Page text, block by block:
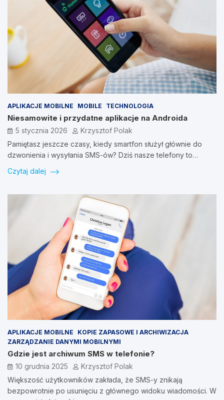
APLIKACJE MOBILNE MOBILE TECHNOLOGIA
Niesamowite i przydatne aplikacje na Androida
5 stycznia 2026
Krzysztof Polak
Pamiętasz jeszcze czasy, kiedy smartfon służył głównie do
dzwonienia i wysyłania SMS-ów? Dziś nasze telefony to…
Czytaj dalej
APLIKACJE MOBILNE
KOPIE ZAPASOWE I ARCHIWIZACJA
ZARZĄDZANIE DANYMI MOBILNYMI
Gdzie jest archiwum SMS w telefonie?
10 grudnia 2025
Krzysztof Polak
Większość użytkowników zakłada, że SMS-y znikają
bezpowrotnie po usunięciu z głównego widoku wiadomości. W